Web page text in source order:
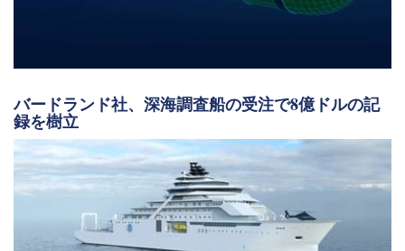
バードランド社、深海調査船の受注で8億ドルの記
録を樹立